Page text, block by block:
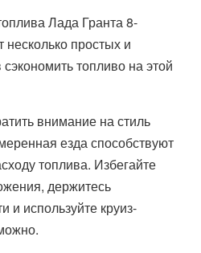
Лада Гранта 8-
простых и
топливо на этой
внимание на стиль
езда способствуют
топлива. Избегайте
держитесь
и используйте круиз-